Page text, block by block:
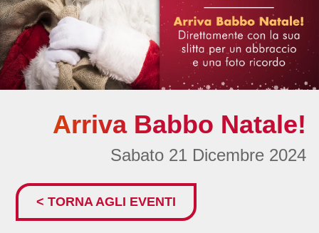
Arriva Babbo Natale!
Sabato 21 Dicembre 2024
< TORNA AGLI EVENTI